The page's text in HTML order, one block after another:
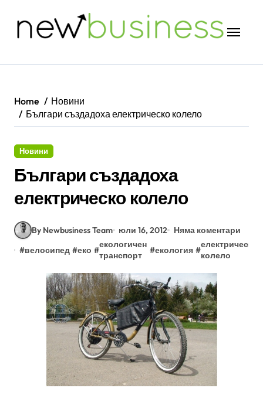
Home
Новини
Българи създадоха електрическо колело
Новини
Българи създадоха
електрическо колело
By Newbusiness Team юли 16, 2012
Няма коментари
#велосипед #еко #
екологичен
транспорт
#екология #
електрическо
колело